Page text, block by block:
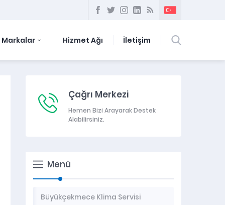
Markalar Hizmet Ağı İletişim
Çağrı Merkezi
Hemen Bizi Arayarak Destek
Alabilirsiniz.
Menü
Büyükçekmece Klima Servisi